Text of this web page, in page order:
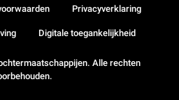
Alle rechten
Privacyverklaring
Digitale toegankelijkheid